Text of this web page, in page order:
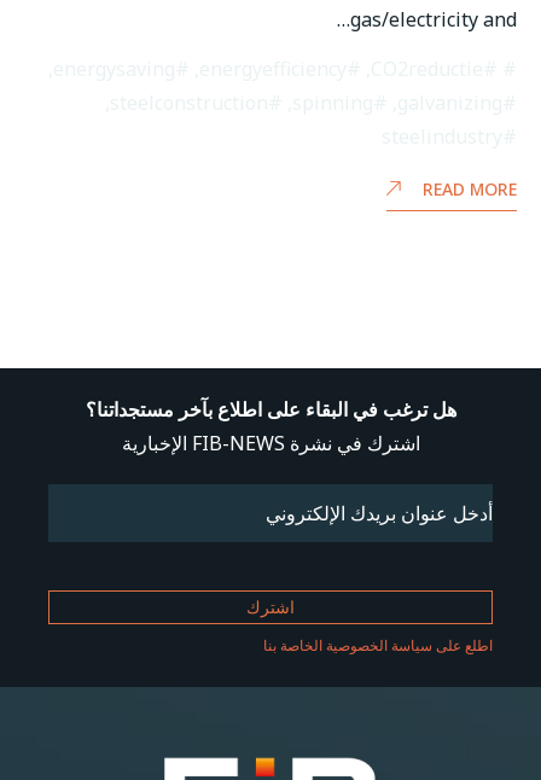
gas/electricity and…
READ MORE
هل ترغب في البقاء على اطلاع بآخر مستجداتنا؟
اشترك في نشرة FIB-NEWS الإخبارية
Email (مطلوب)
اطلع على سياسة الخصوصية الخاصة بنا